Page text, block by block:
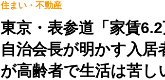
住まい・不動産
東京・表参道「家賃
自治会長が明かす入
が高齢者で生活は苦し